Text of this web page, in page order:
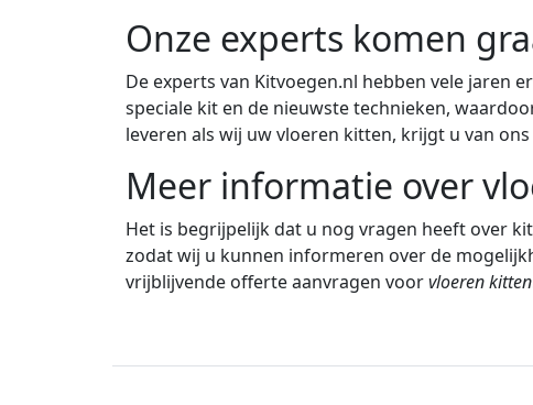
Onze experts komen
De experts van Kitvoegen.nl hebben vele jaren
speciale kit en de nieuwste technieken,
leveren als wij uw vloeren kitten, krijgt u van
Meer informatie over
Het is begrijpelijk dat u nog vragen heeft over
zodat wij u kunnen informeren over de
vrijblijvende offerte aanvragen voorvloeren kitten